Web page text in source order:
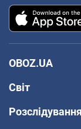
OBOZ.UA
Світ
Розслідування